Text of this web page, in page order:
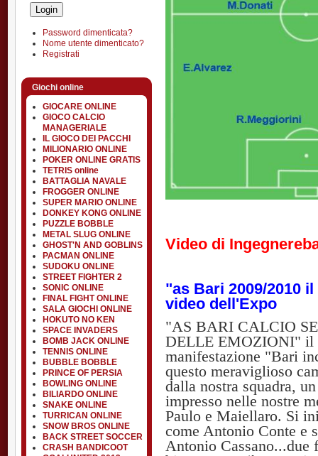
Password dimenticata?
Nome utente dimenticato?
Registrati
Giochi online
GIOCARE ONLINE
GIOCO CALCIO
MANAGERIALE
IL GIOCO DEI PACCHI
MILIONARIO ONLINE
POKER ONLINE GRATIS
TETRIS online
BATTAGLIA NAVALE
FROGGER ONLINE
SUPER MARIO ONLINE
DONKEY KONG ONLINE
PUZZLE BOBBLE
METAL SLUG ONLINE
GHOST'N AND GOBLINS
PACMAN ONLINE
SUDOKU ONLINE
STREET FIGHTER 2
SONIC ONLINE
FINAL FIGHT ONLINE
SALA GIOCHI ONLINE
HOKUTO NO KEN
SPACE INVADERS
BOMB JACK ONLINE
TENNIS ONLINE
BUBBLE BOBBLE
PRINCE OF PERSIA
BOWLING ONLINE
BILIARDO ONLINE
SNAKE ONLINE
TURRICAN ONLINE
SNOW BROS ONLINE
BACK STREET SOCCER
CRASH BANDICOOT
Video di
"as Bari 2009/2010
video dell'Expo
"AS BARI CALCIO
DELLE EMOZIONI" il
manifestazione "Bari
questo meraviglioso
dalla nostra squadra,
impresso nelle nostre
Paulo e Maiellaro. Si
come Antonio Conte e
Antonio